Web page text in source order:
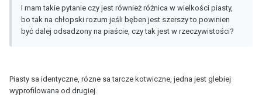
I mam takie pytanie czy jest również różnica w wielkości piasty,
bo tak na chłopski rozum jeśli bęben jest szerszy to powinien
być dalej odsadzony na piaście, czy tak jest w rzeczywistości?
Piasty sa identyczne, rózne sa tarcze kotwiczne, jedna jest glebiej
wyprofilowana od drugiej.